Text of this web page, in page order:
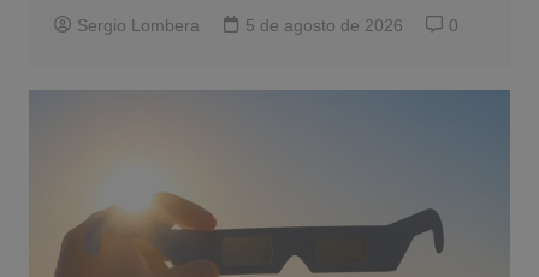
Sergio Lombera 5 de agosto de 2026 0